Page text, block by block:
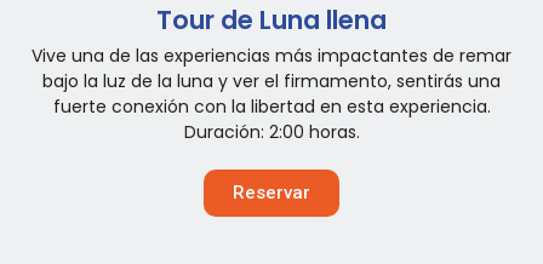
Tour de Luna llena
Vive una de las experiencias más impactantes de remar
bajo la luz de la luna y ver el firmamento, sentirás una
fuerte conexión con la libertad en esta experiencia.
Duración: 2:00 horas.
Reservar